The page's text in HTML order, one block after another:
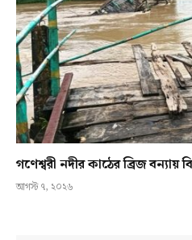
গণেশ্বরী নদীর কাঠের ব্রিজ
আগস্ট ৭, ২০২৬